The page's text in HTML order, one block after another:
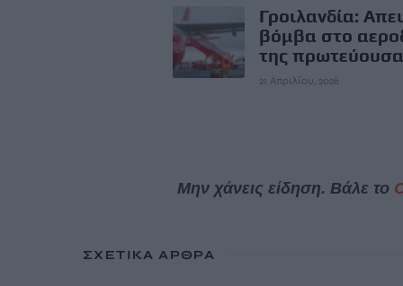
Γροιλανδία:
βόμβα στο
της
21 Απριλίου, 2026
Μην χάνεις είδηση. Βάλε το
ΣΧΕΤΙΚΆ ΆΡΘΡΑ